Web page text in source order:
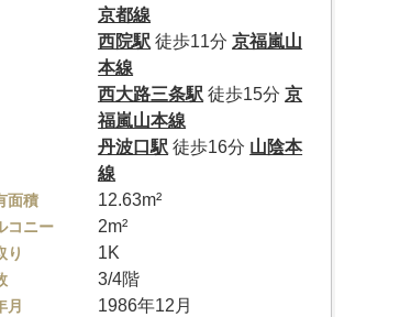
京都線
西院駅 徒歩11分京福嵐山
本線
西大路三条駅 徒歩15分京
福嵐山本線
丹波口駅 徒歩16分 山陰本
線
面積 12.63m²
コニー 2m²
り 1K
3/4階
月 1986年12月